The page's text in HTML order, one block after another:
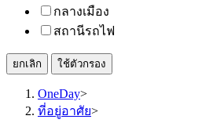
กลางเมือง
สถานีรถไฟ
ยกเลิก ใช้ตัวกรอง
OneDay>
ที่อยู่อาศัย>